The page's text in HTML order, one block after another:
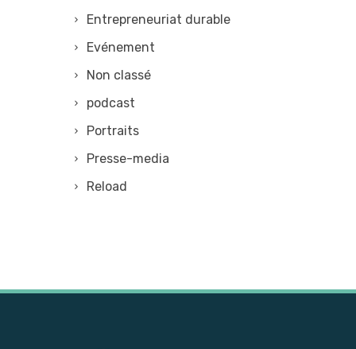
Entrepreneuriat durable
Evénement
Non classé
podcast
Portraits
Presse-media
Reload